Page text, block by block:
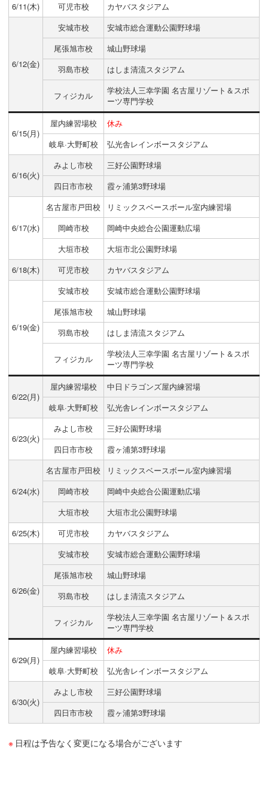
6/11(木)
可児市校 カヤバスタジアム
6/12(金)
安城市校
安城市総合運動公園野球場
尾張旭市校
城山野球場
羽島市校
はしま清流スタジアム
フィジカル
学校法人三幸学園 名古屋リゾート＆スポ
ーツ専門学校
6/15(月)
屋内練習場校
休み
岐阜·大野町校
弘光舎レインボースタジアム
6/16(火)
みよし市校
三好公園野球場
四日市市校
霞ヶ浦第3野球場
6/17(水)
名古屋市戸田校
リミックスベースボール室内練習場
岡崎市校
岡崎中央総合公園運動広場
大垣市校
大垣市北公園野球場
6/18(木)
可児市校 カヤバスタジアム
6/19(金)
安城市校
安城市総合運動公園野球場
尾張旭市校
城山野球場
羽島市校
はしま清流スタジアム
フィジカル
学校法人三幸学園 名古屋リゾート＆スポ
ーツ専門学校
6/22(月)
屋内練習場校
中日ドラゴンズ屋内練習場
岐阜·大野町校
弘光舎レインボースタジアム
6/23(火)
みよし市校
三好公園野球場
四日市市校
霞ヶ浦第3野球場
6/24(水)
名古屋市戸田校
リミックスベースボール室内練習場
岡崎市校
岡崎中央総合公園運動広場
大垣市校
大垣市北公園野球場
6/25(木)
可児市校 カヤバスタジアム
6/26(金)
安城市校
安城市総合運動公園野球場
尾張旭市校
城山野球場
羽島市校
はしま清流スタジアム
フィジカル
学校法人三幸学園 名古屋リゾート＆スポ
ーツ専門学校
6/29(月)
屋内練習場校
休み
岐阜·大野町校
弘光舎レインボースタジアム
6/30(火)
みよし市校
三好公園野球場
四日市市校
霞ヶ浦第3野球場
日程は予告なく変更になる場合がございます